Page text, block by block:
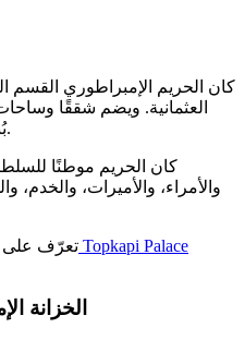
كان الحريم الإمبراطوري القسم
العثمانية. ويضم شققًا
بُنيت أو جُددت خلال فترات مختلفة.
كان الحريم موطنًا
والأمراء، والأميرات،
تعرّف على
الخزانة